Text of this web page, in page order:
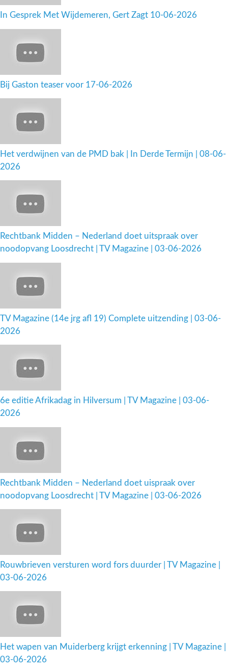
In Gesprek Met Wijdemeren, Gert Zagt 10-06-2026
Bij Gaston teaser voor 17-06-2026
Het verdwijnen van de PMD bak | In Derde Termijn | 08-06-
2026
Rechtbank Midden – Nederland doet uitspraak over
noodopvang Loosdrecht | TV Magazine | 03-06-2026
TV Magazine (14e jrg afl 19) Complete uitzending | 03-06-
2026
6e editie Afrikadag in Hilversum | TV Magazine | 03-06-
2026
Rechtbank Midden – Nederland doet uispraak over
noodopvang Loosdrecht | TV Magazine | 03-06-2026
Rouwbrieven versturen word fors duurder | TV Magazine |
03-06-2026
Het wapen van Muiderberg krijgt erkenning | TV Magazine |
03-06-2026